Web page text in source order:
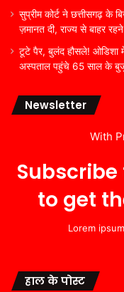
सुप्रीम कोर्ट ने छत्तीसगढ़ के
ज़मानत दी, राज्य से बाहर रहने
टूटे पैर, बुलंद हौसले! ओडिशा
अस्पताल पहुंचे 65 साल के
Newsletter
With
to get
Lorem
हाल के पोस्ट